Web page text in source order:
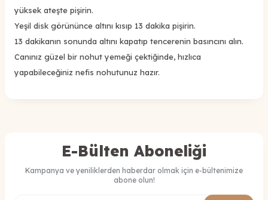
yüksek ateşte pişirin.
Yeşil disk görününce altını kısıp 13 dakika pişirin.
13 dakikanın sonunda altını kapatıp tencerenin basıncını alın.
Canınız güzel bir nohut yemeği çektiğinde, hızlıca
yapabileceğiniz nefis nohutunuz hazır.
E-Bülten Aboneliği
Kampanya ve yeniliklerden haberdar olmak için e-bültenimize
abone olun!